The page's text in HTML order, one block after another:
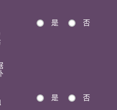
是 否
是 否